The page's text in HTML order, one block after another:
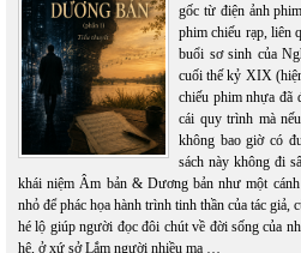
gốc từ điện ảnh
phim chiếu rạp, liên
buổi sơ sinh của
cuối thế kỷ XIX
chiếu phim nhựa đã
cái quy trình mà
không bao giờ có
sách này không đi
khái niệm Âm bản & Dương bản như một
nhỏ để phác họa hành trình tinh thần của tác giả,
hé lộ giúp người đọc đôi chút về đời sống của
hệ, ở xứ sở Lắm người nhiều ma …